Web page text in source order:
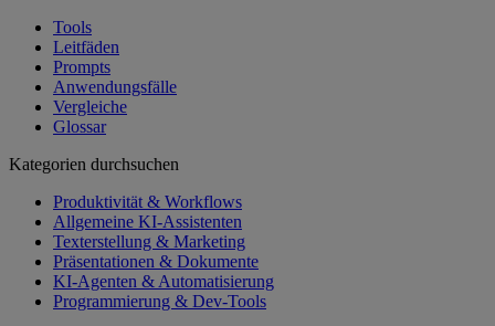
Tools
Leitfäden
Prompts
Anwendungsfälle
Vergleiche
Glossar
Kategorien durchsuchen
Produktivität & Workflows
Allgemeine KI-Assistenten
Texterstellung & Marketing
Präsentationen & Dokumente
KI-Agenten & Automatisierung
Programmierung & Dev-Tools